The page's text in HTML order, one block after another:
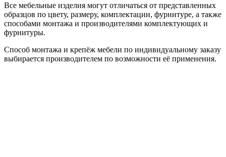
Все мебельные изделия могут отличаться от представленных
образцов по цвету, размеру, комплектации, фурнитуре, а также
способами монтажа и производителями комплектующих и
фурнитуры.
Способ монтажа и крепёж мебели по индивидуальному заказу
выбирается производителем по возможности её применения.